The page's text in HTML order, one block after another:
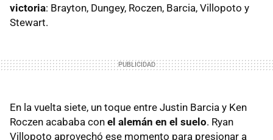
victoria: Brayton, Dungey, Roczen, Barcia, Villopoto y
Stewart.
En la vuelta siete, un toque entre Justin Barcia y Ken
Roczen acababa con el alemán en el suelo. Ryan
Villopoto aprovechó ese momento para presionar a